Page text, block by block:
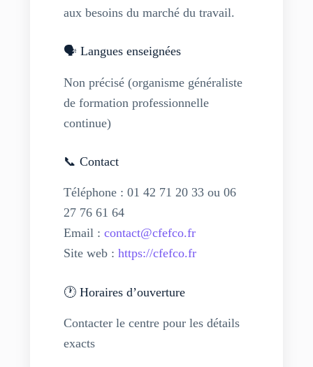
aux besoins du marché du travail.
🗣️ Langues enseignées
Non précisé (organisme généraliste
de formation professionnelle
continue)
📞 Contact
Téléphone : 01 42 71 20 33 ou 06
27 76 61 64
Email : contact@cfefco.fr
Site web : https://cfefco.fr
🕐 Horaires d’ouverture
Contacter le centre pour les détails
exacts